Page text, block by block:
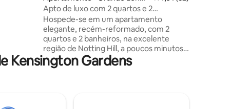
es
Apto de luxo com 2 quartos e 2
banheiros a 3 min do Hyde Park | Notting
Hill
Hospede-se em um apartamento
elegante, recém-reformado, com 2
quartos e 2 banheiros, na excelente
região de Notting Hill, a poucos minutos a
pé do Hyde Park. Situado em uma rua
tranquila, o interior iluminado apresenta
Kensington Gardens